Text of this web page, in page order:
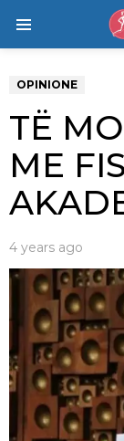
OPINIONE
TË
ME
4 years ago